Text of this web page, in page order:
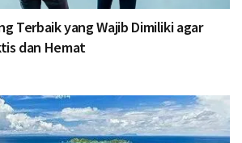
Terbaik yang Wajib Dimiliki agar
dan Hemat